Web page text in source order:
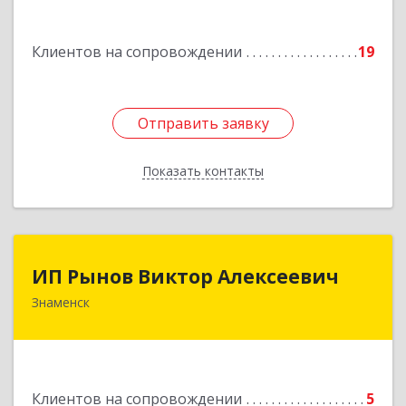
Клиентов на сопровождении 19
Отправить заявку
Показать контакты
Отправить заявку
Назад
ИП Рынов Виктор Алексеевич
Знаменск
Клиентов на сопровождении 5